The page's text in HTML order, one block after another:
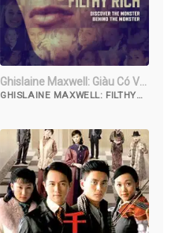
Ghislaine Maxwell: Giàu Có Và
Đồi Bại
GHISLAINE MAXWELL: FILTHY